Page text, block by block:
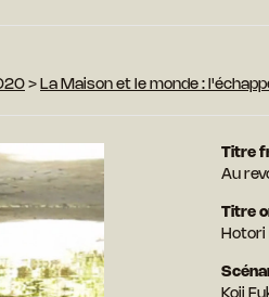
> La Maison et le monde :
Titre
Au
Titre
Hotori
Koji